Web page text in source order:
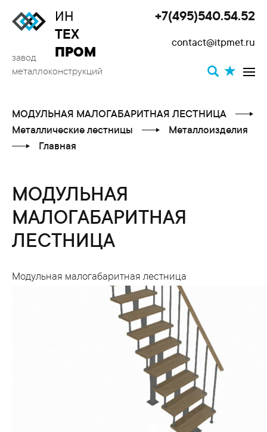
ИН
ТЕХ
ПРОМ
завод
металлоконструкций
+7(495)540.54.52
contact@itpmet.ru
МОДУЛЬНАЯ МАЛОГАБАРИТНАЯ ЛЕСТНИЦА
Металлические лестницы
Металлоизделия
Главная
МОДУЛЬНАЯ
МАЛОГАБАРИТНАЯ
ЛЕСТНИЦА
Модульная малогабаритная лестница